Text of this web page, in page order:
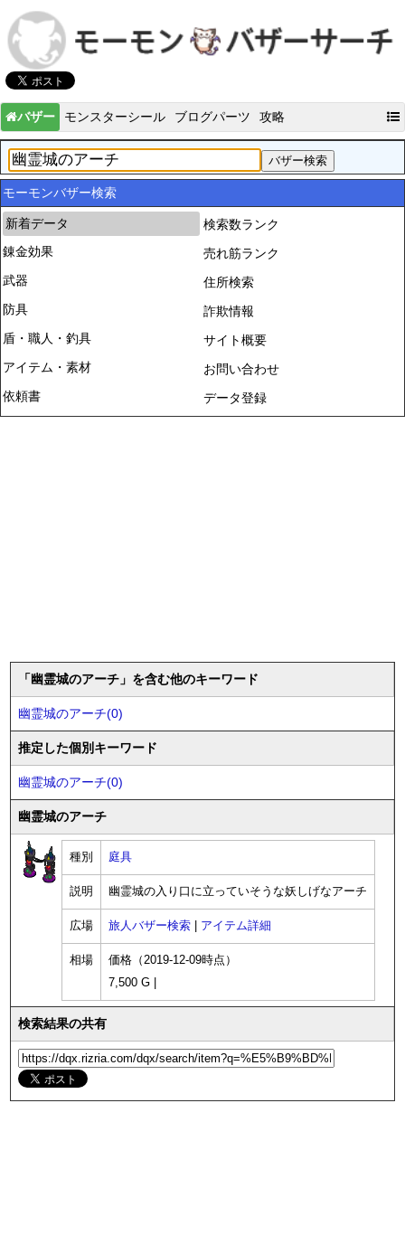
バザー モンスターシール ブログパーツ 攻略
モーモンバザー検索
新着データ
錬金効果
武器
防具
盾・職人・釣具
アイテム・素材
依頼書
検索数ランク
売れ筋ランク
住所検索
詐欺情報
サイト概要
お問い合わせ
データ登録
「幽霊城のアーチ」を含む他のキーワード
幽霊城のアーチ(0)
推定した個別キーワード
幽霊城のアーチ(0)
幽霊城のアーチ
種別 庭具
説明 幽霊城の入り口に立っていそうな妖しげなアーチ
広場 旅人バザー検索 アイテム詳細
相場
価格（2019-12-09時点）
7,500 G |
検索結果の共有